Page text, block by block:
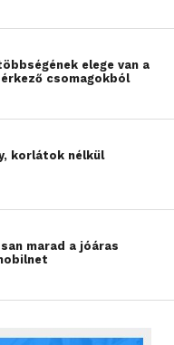
elege van a
csomagokból
korlátok nélkül
marad a jóáras